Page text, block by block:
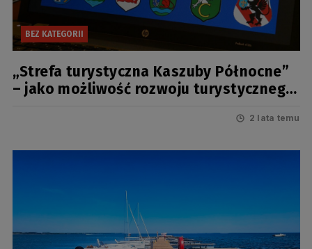
BEZ KATEGORII
„Strefa turystyczna Kaszuby Północne”
– jako możliwość rozwoju turystycznego
2 lata temu